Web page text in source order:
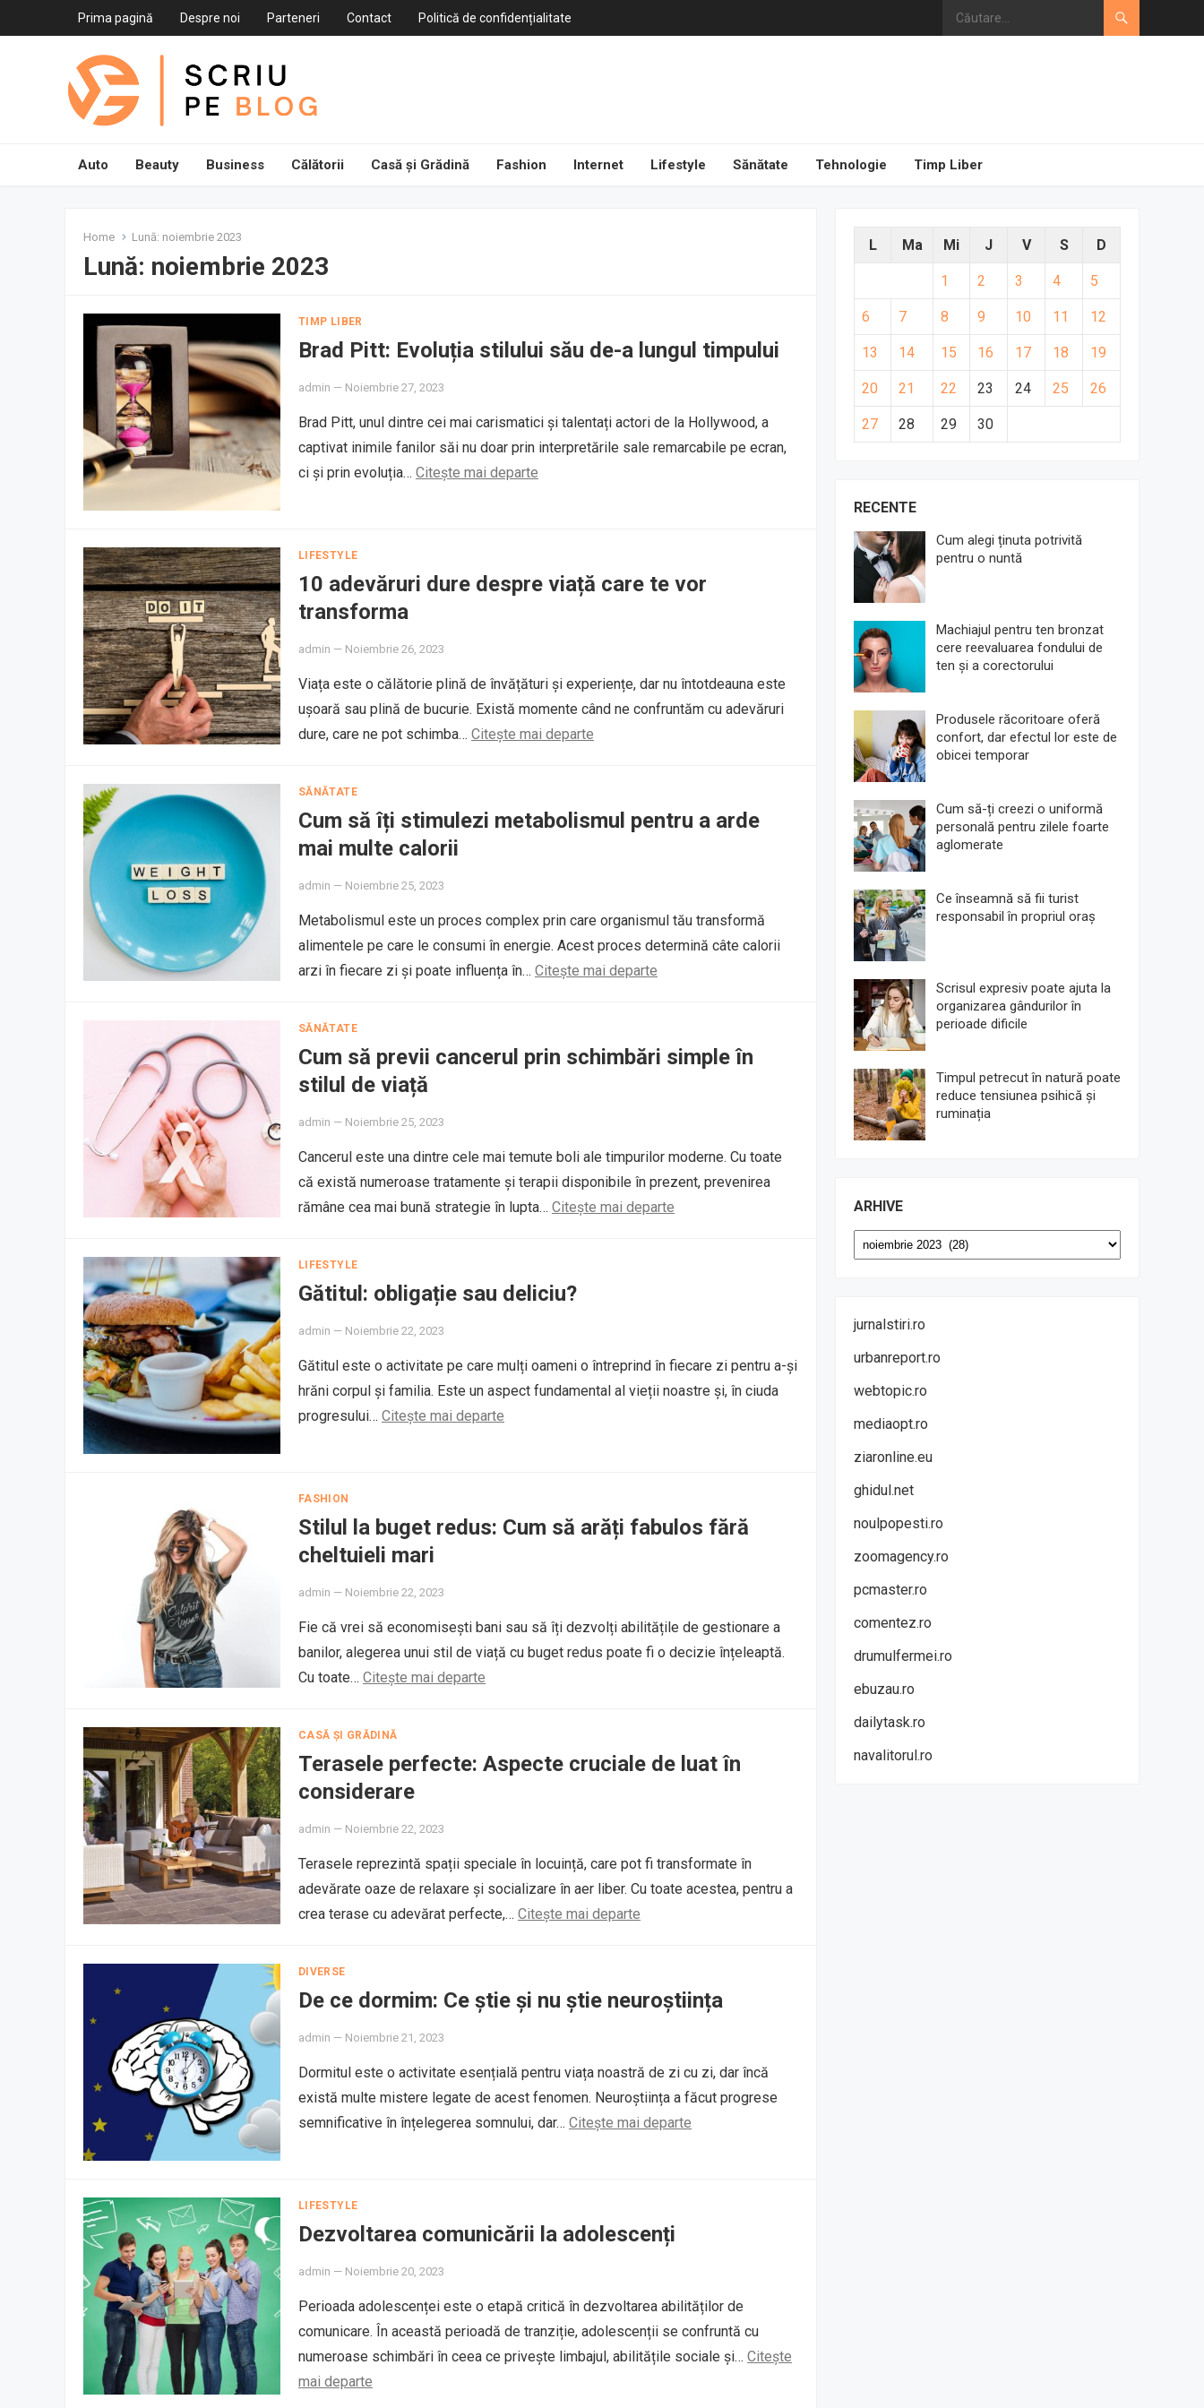
Prima pagină Despre noi Parteneri Contact Politică de confidențialitate
Auto Beauty Business Călătorii Casă și Grădină Fashion Internet Lifestyle Sănătate Tehnologie Timp Liber
Home Lună: noiembrie 2023
Lună: noiembrie 2023
TIMP LIBER
Brad Pitt: Evoluția stilului său de-a lungul timpului
admin — Noiembrie 27, 2023
Brad Pitt, unul dintre cei mai carismatici și talentați actori de la Hollywood, a
captivat inimile fanilor săi nu doar prin interpretările sale remarcabile pe ecran,
ci și prin evoluția… Citește mai departe
LIFESTYLE
10 adevăruri dure despre viață care te vor
transforma
admin — Noiembrie 26, 2023
Viața este o călătorie plină de învățături și experiențe, dar nu întotdeauna este
ușoară sau plină de bucurie. Există momente când ne confruntăm cu adevăruri
dure, care ne pot schimba… Citește mai departe
SĂNĂTATE
Cum să îți stimulezi metabolismul pentru a arde
mai multe calorii
admin — Noiembrie 25, 2023
Metabolismul este un proces complex prin care organismul tău transformă
alimentele pe care le consumi în energie. Acest proces determină câte calorii
arzi în fiecare zi și poate influența în… Citește mai departe
SĂNĂTATE
Cum să previi cancerul prin schimbări simple în
stilul de viață
admin — Noiembrie 25, 2023
Cancerul este una dintre cele mai temute boli ale timpurilor moderne. Cu toate
că există numeroase tratamente și terapii disponibile în prezent, prevenirea
rămâne cea mai bună strategie în lupta… Citește mai departe
LIFESTYLE
Gătitul: obligație sau deliciu?
admin — Noiembrie 22, 2023
Gătitul este o activitate pe care mulți oameni o întreprind în fiecare zi pentru a-și
hrăni corpul și familia. Este un aspect fundamental al vieții noastre și, în ciuda
progresului… Citește mai departe
FASHION
Stilul la buget redus: Cum să arăți fabulos fără
cheltuieli mari
admin — Noiembrie 22, 2023
Fie că vrei să economisești bani sau să îți dezvolți abilitățile de gestionare a
banilor, alegerea unui stil de viață cu buget redus poate fi o decizie înțeleaptă.
Cu toate… Citește mai departe
CASĂ ȘI GRĂDINĂ
Terasele perfecte: Aspecte cruciale de luat în
considerare
admin — Noiembrie 22, 2023
Terasele reprezintă spații speciale în locuință, care pot fi transformate în
adevărate oaze de relaxare și socializare în aer liber. Cu toate acestea, pentru a
crea terase cu adevărat perfecte,… Citește mai departe
DIVERSE
De ce dormim: Ce știe și nu știe neuroștiința
admin — Noiembrie 21, 2023
Dormitul este o activitate esențială pentru viața noastră de zi cu zi, dar încă
există multe mistere legate de acest fenomen. Neuroștiința a făcut progrese
semnificative în înțelegerea somnului, dar… Citește mai departe
LIFESTYLE
Dezvoltarea comunicării la adolescenți
admin — Noiembrie 20, 2023
Perioada adolescenței este o etapă critică în dezvoltarea abilităților de
comunicare. În această perioadă de tranziție, adolescenții se confruntă cu
numeroase schimbări în ceea ce privește limbajul, abilitățile sociale și… Citește
mai departe
L Ma Mi J V S D
1 2 3 4 5
6 7 8 9 10 11 12
13 14 15 16 17 18 19
20 21 22 23 24 25 26
27 28 29 30
RECENTE
Cum alegi ținuta potrivită
pentru o nuntă
Machiajul pentru ten bronzat
cere reevaluarea fondului de
ten și a corectorului
Produsele răcoritoare oferă
confort, dar efectul lor este de
obicei temporar
Cum să-ți creezi o uniformă
personală pentru zilele foarte
aglomerate
Ce înseamnă să fii turist
responsabil în propriul oraș
Scrisul expresiv poate ajuta la
organizarea gândurilor în
perioade dificile
Timpul petrecut în natură poate
reduce tensiunea psihică și
ruminația
ARHIVE
Arhive
jurnalstiri.ro
urbanreport.ro
webtopic.ro
mediaopt.ro
ziaronline.eu
ghidul.net
noulpopesti.ro
zoomagency.ro
pcmaster.ro
comentez.ro
drumulfermei.ro
ebuzau.ro
dailytask.ro
navalitorul.ro